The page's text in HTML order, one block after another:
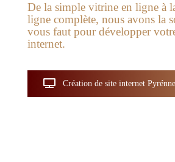
De la simple vitrine en ligne à
ligne complète, nous avons la
vous faut pour développer
internet.
Création de site internet